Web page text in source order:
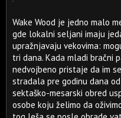
Wake Wood je jedno malo
gde lokalni seljani imaju
upražnjavaju vekovima:
tri dana. Kada mladi bračni
nedvojbeno pristaje da im
stradala pre godinu dana
sektaško-mesarski obred
osobe koju želimo da